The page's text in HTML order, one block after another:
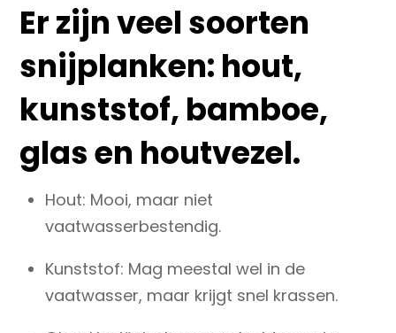
Er zijn veel soorten
snijplanken: hout,
kunststof, bamboe,
glas en houtvezel.
Hout: Mooi, maar niet
vaatwasserbestendig.
Kunststof: Mag meestal wel in de
vaatwasser, maar krijgt snel krassen.